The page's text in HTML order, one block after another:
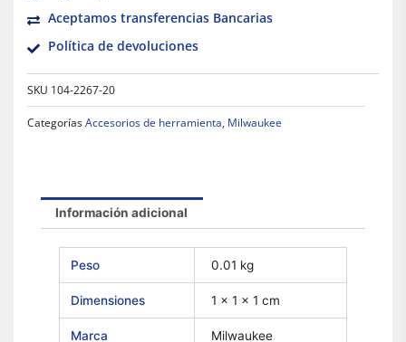
Aceptamos transferencias Bancarias
Política de devoluciones
SKU 104-2267-20
CategoríasAccesorios de herramienta, Milwaukee
Información adicional
Peso 0.01 kg
Dimensiones 1 × 1 × 1 cm
Marca Milwaukee